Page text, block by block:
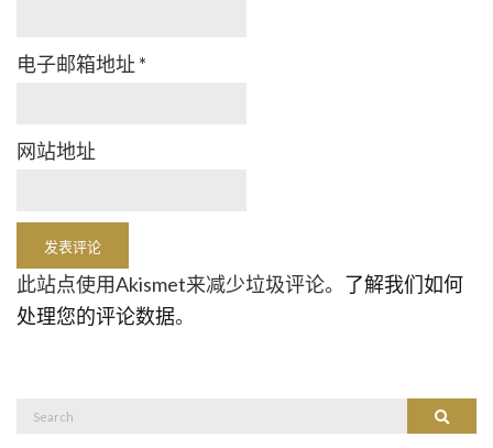
电子邮箱地址 *
网站地址
此站点使用Akismet来减少垃圾评论。 了解我们如何
处理您的评论数据。
Search